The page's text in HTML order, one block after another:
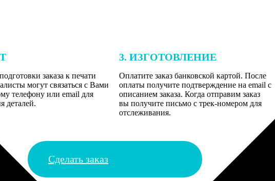
заказа к печати
могут связаться с Вами
телефону или email для
деталей.
3. ИЗГОТОВЛЕНИЕ
Оплатите заказ банковской картой. После
оплаты получите подтверждение на email с
описанием заказа. Когда отправим заказ
вы получите письмо с трек-номером для
отслеживания.
Сделать заказ